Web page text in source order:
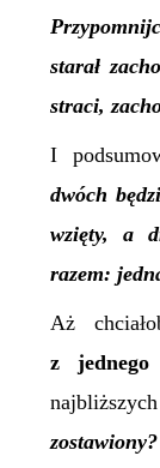
starał
straci,
I
dwóch
wzięty, a
razem:
Aż
z jednego
zostawiony?